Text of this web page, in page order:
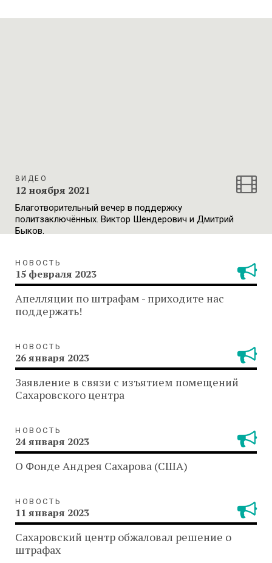
ВИДЕО
12 ноября 2021
Благотворительный вечер в поддержку
политзаключённых. Виктор Шендерович и Дмитрий
Быков.
НОВОСТЬ
15 февраля 2023
Апелляции по штрафам - приходите нас
поддержать!
НОВОСТЬ
26 января 2023
Заявление в связи с изъятием помещений
Сахаровского центра
НОВОСТЬ
24 января 2023
О Фонде Андрея Сахарова (США)
НОВОСТЬ
11 января 2023
Сахаровский центр обжаловал решение о
штрафах